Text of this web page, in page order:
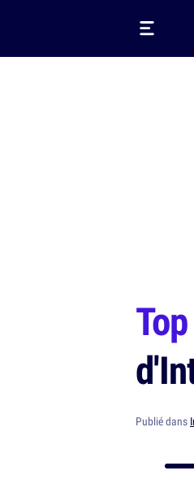
Publié dans